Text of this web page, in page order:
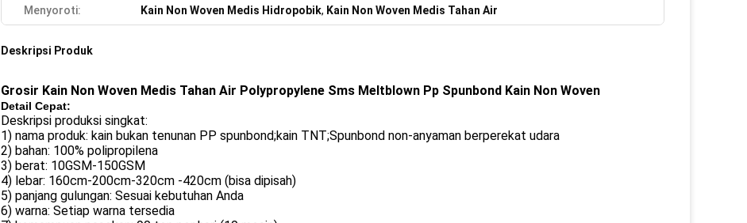
Menyoroti: Kain Non Woven Medis Hidropobik, Kain Non Woven Medis Tahan Air
Deskripsi Produk
Grosir Kain Non Woven Medis Tahan Air Polypropylene Sms Meltblown Pp Spunbond Kain Non Woven
Detail Cepat:
Deskripsi produksi singkat:
1) nama produk: kain bukan tenunan PP spunbond;kain TNT;Spunbond non-anyaman berperekat udara
2) bahan: 100% polipropilena
3) berat: 10GSM-150GSM
4) lebar: 160cm-200cm-320cm -420cm (bisa dipisah)
5) panjang gulungan: Sesuai kebutuhan Anda
6) warna: Setiap warna tersedia